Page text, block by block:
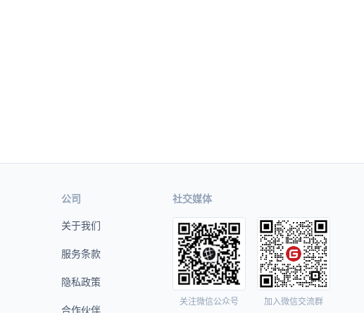
公司
关于我们
服务条款
隐私政策
合作伙伴
社交媒体
关注微信公众号 加入微信交流群